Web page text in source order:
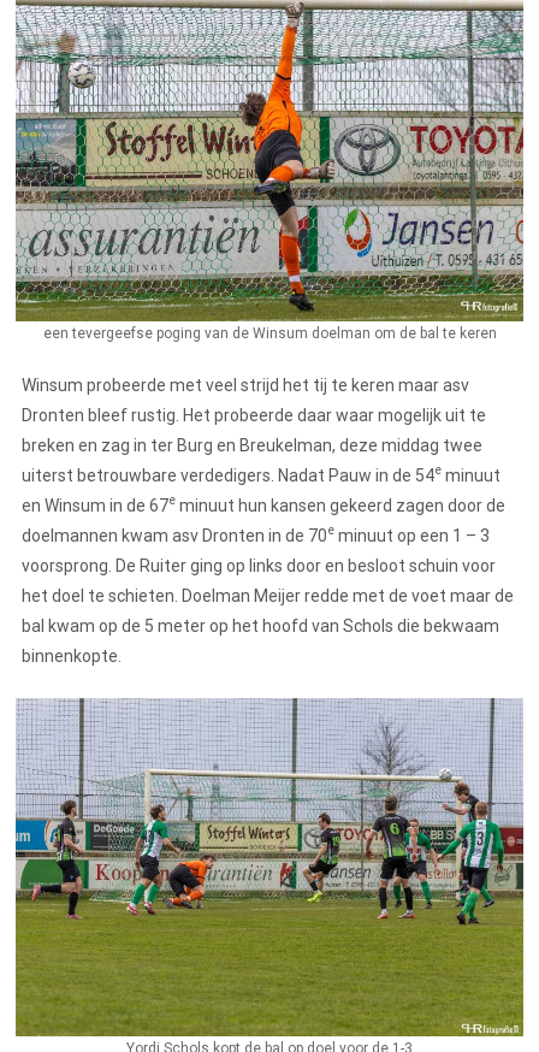
een tevergeefse poging van de Winsum doelman om de bal te keren
Winsum probeerde met veel strijd het tij te keren maar asv
Dronten bleef rustig. Het probeerde daar waar mogelijk uit te
breken en zag in ter Burg en Breukelman, deze middag twee
uiterst betrouwbare verdedigers. Nadat Pauw in de 54e minuut
en Winsum in de 67e minuut hun kansen gekeerd zagen door de
doelmannen kwam asv Dronten in de 70e minuut op een 1 – 3
voorsprong. De Ruiter ging op links door en besloot schuin voor
het doel te schieten. Doelman Meijer redde met de voet maar de
bal kwam op de 5 meter op het hoofd van Schols die bekwaam
binnenkopte.
Yordi Schols kopt de bal op doel voor de 1-3